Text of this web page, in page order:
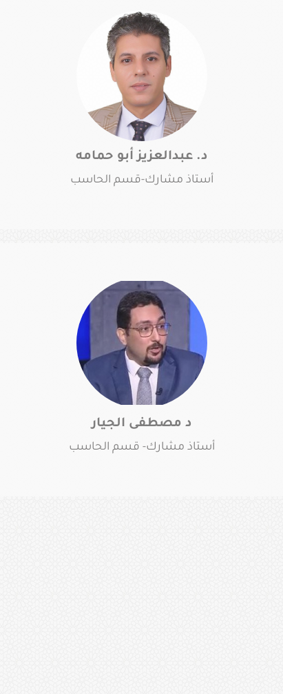
د. عبدالعزيز أبو حمامه
أستاذ مشارك-قسم الحاسب
د مصطفى الجيار
أستاذ مشارك- قسم الحاسب